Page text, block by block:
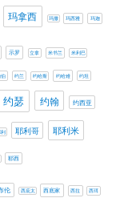
玛拿西 玛撒 玛西雅 玛迦
示罗 立拿 米书兰 米利巴
伯 约兰 约哈斯 约哈难 约坦
约瑟 约翰 约西亚
利 耶利哥 耶利米
耶西
伦 西庇太 西底家 西拉 西珥